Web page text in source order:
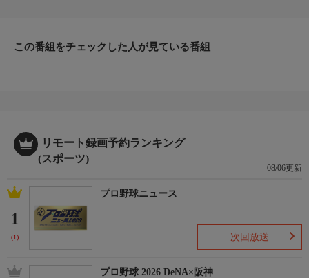
この番組をチェックした人が見ている番組
リモート録画予約ランキング
(スポーツ)
08/06更新
1
(1)
プロ野球ニュース
次回放送
プロ野球 2026 DeNA×阪神